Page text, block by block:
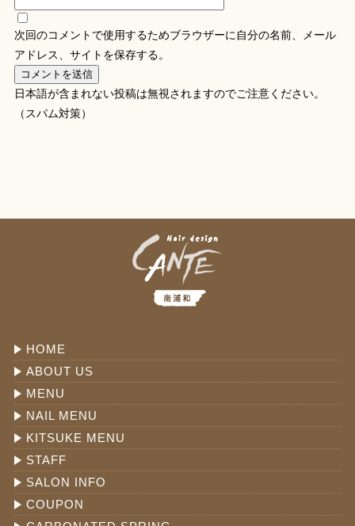
次回のコメントで使用するためブラウザーに自分の名前、メール
アドレス、サイトを保存する。
日本語が含まれない投稿は無視されますのでご注意ください。
（スパム対策）
HOME
ABOUT US
MENU
NAIL MENU
KITSUKE MENU
STAFF
SALON INFO
COUPON